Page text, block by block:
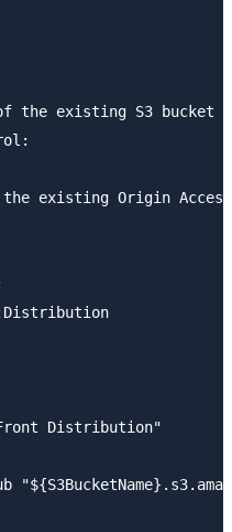
the existing S3 bucket
existing Origin
Distribution"